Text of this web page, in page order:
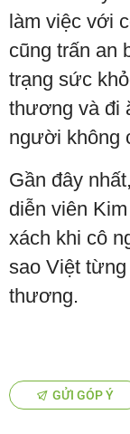
làm việc với
cũng trấn an
trạng sức
thương và đi
người không
Gần đây
diễn viên
xách khi cô
sao Việt
thương.
GỬI GÓP Ý